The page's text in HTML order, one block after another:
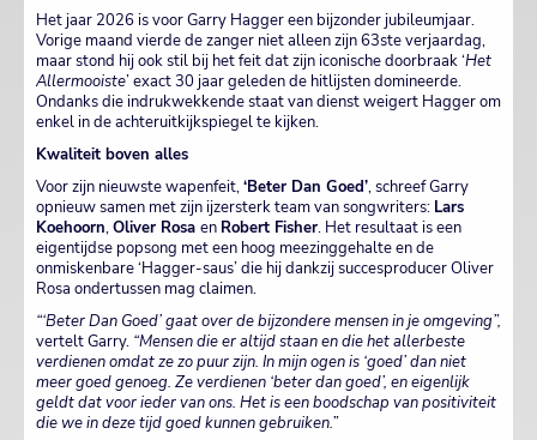
Het jaar 2026 is voor Garry Hagger een bijzonder jubileumjaar.
Vorige maand vierde de zanger niet alleen zijn 63ste verjaardag,
maar stond hij ook stil bij het feit dat zijn iconische doorbraak ‘Het
Allermooiste’ exact 30 jaar geleden de hitlijsten domineerde.
Ondanks die indrukwekkende staat van dienst weigert Hagger om
enkel in de achteruitkijkspiegel te kijken.
Kwaliteit boven alles
Voor zijn nieuwste wapenfeit,‘Beter Dan Goed’, schreef Garry
opnieuw samen met zijn ijzersterk team van songwriters: Lars
Koehoorn,Oliver Rosa en Robert Fisher. Het resultaat is een
eigentijdse popsong met een hoog meezinggehalte en de
onmiskenbare ‘Hagger-saus’ die hij dankzij succesproducer Oliver
Rosa ondertussen mag claimen.
“‘Beter Dan Goed’ gaat over de bijzondere mensen in je omgeving”,
vertelt Garry. “Mensen die er altijd staan en die het allerbeste
verdienen omdat ze zo puur zijn. In mijn ogen is ‘goed’ dan niet
meer goed genoeg. Ze verdienen ‘beter dan goed’, en eigenlijk
geldt dat voor ieder van ons. Het is een boodschap van positiviteit
die we in deze tijd goed kunnen gebruiken.”